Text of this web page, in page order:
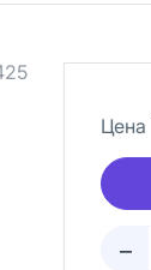
Цена
–